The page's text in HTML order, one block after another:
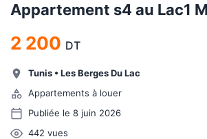
Appartement s4 au Lac1
2 200 DT
Tunis • Les Berges Du Lac
Appartements à louer
Publiée le 8 juin 2026
442 vues